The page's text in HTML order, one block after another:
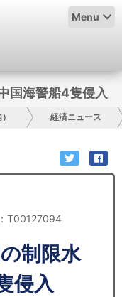
Menu
国海警船4隻侵入
経済ニュース
T00127094
制限水
侵入